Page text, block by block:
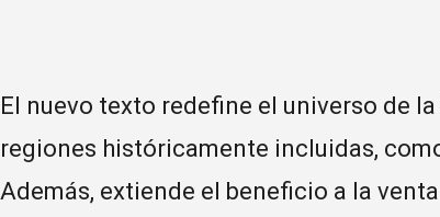
El nuevo texto redefine el universo de
regiones históricamente incluidas,
Además, extiende el beneficio a la